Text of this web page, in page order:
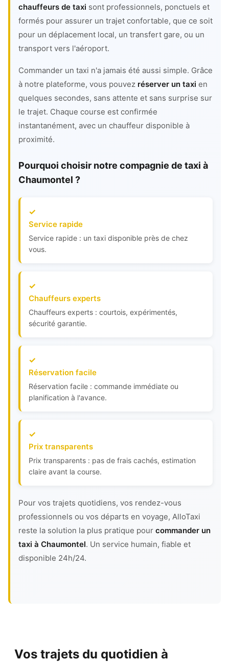
chauffeurs de taxi sont professionnels, ponctuels et
formés pour assurer un trajet confortable, que ce soit
pour un déplacement local, un transfert gare, ou un
transport vers l'aéroport.
Commander un taxi n'a jamais été aussi simple. Grâce
à notre plateforme, vous pouvez réserver un taxi en
quelques secondes, sans attente et sans surprise sur
le trajet. Chaque course est confirmée
instantanément, avec un chauffeur disponible à
proximité.
Pourquoi choisir notre compagnie de taxi à
Chaumontel ?
Service rapide
Service rapide : un taxi disponible près de chez
vous.
Chauffeurs experts
Chauffeurs experts : courtois, expérimentés,
sécurité garantie.
Réservation facile
Réservation facile : commande immédiate ou
planification à l'avance.
Prix transparents
Prix transparents : pas de frais cachés, estimation
claire avant la course.
Pour vos trajets quotidiens, vos rendez-vous
professionnels ou vos départs en voyage, AlloTaxi
reste la solution la plus pratique pour commander un
taxi à Chaumontel. Un service humain, fiable et
disponible 24h/24.
Vos trajets du quotidien à